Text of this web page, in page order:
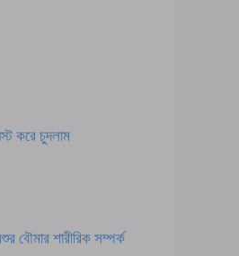
করে চুদলাম
বৌমার শারীরিক সম্পর্ক